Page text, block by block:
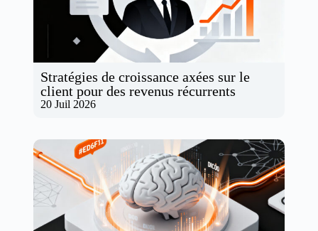
Stratégies de croissance axées sur le
client pour des revenus récurrents
20 Juil 2026